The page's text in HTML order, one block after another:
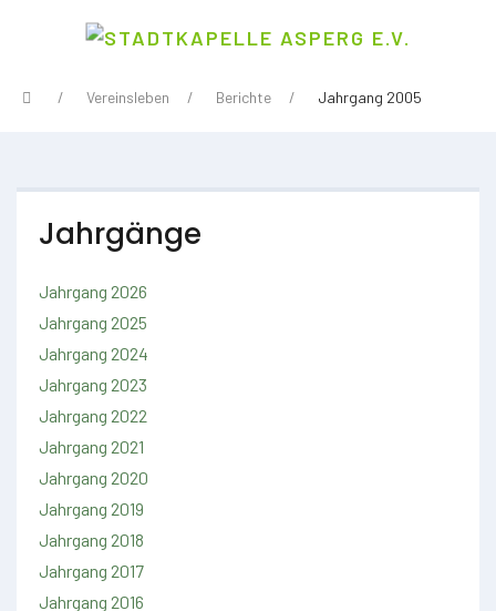
Vereinsleben Berichte Jahrgang 2005
Jahrgänge
Jahrgang 2026
Jahrgang 2025
Jahrgang 2024
Jahrgang 2023
Jahrgang 2022
Jahrgang 2021
Jahrgang 2020
Jahrgang 2019
Jahrgang 2018
Jahrgang 2017
Jahrgang 2016